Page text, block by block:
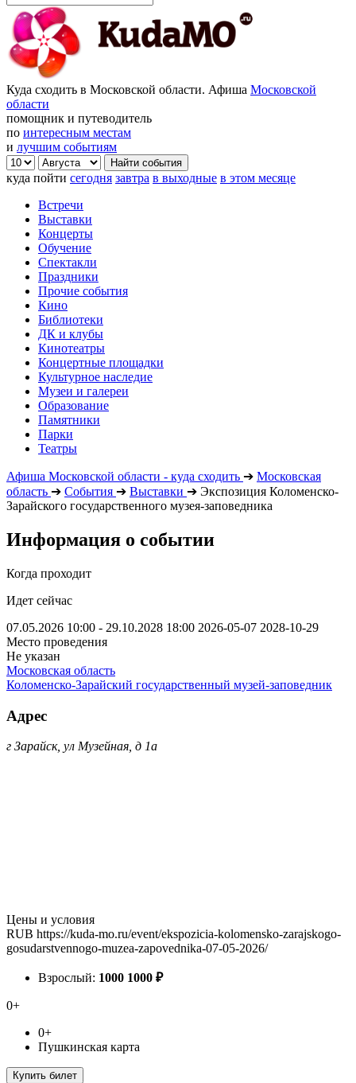
Куда сходить в Московской области. Афиша Московской
области
помощник и путеводитель
по интересным местам
и лучшим событиям
куда пойти сегодня завтра в выходные в этом месяце
Встречи
Выставки
Концерты
Обучение
Спектакли
Праздники
Прочие события
Кино
Библиотеки
ДК и клубы
Кинотеатры
Концертные площадки
Культурное наследие
Музеи и галереи
Образование
Памятники
Парки
Театры
Афиша Московской области - куда сходить ➔ Московская
область ➔ События ➔ Выставки ➔ Экспозиция Коломенско-
Зарайского государственного музея-заповедника
Информация о событии
Когда проходит
Идет сейчас
07.05.2026 10:00 - 29.10.2028 18:00 2026-05-07 2028-10-29
Место проведения
Не указан
Московская область
Коломенско-Зарайский государственный музей-заповедник
Адрес
г Зарайск, ул Музейная, д 1а
Цены и условия
RUB https://kuda-mo.ru/event/ekspozicia-kolomensko-zarajskogo-
gosudarstvennogo-muzea-zapovednika-07-05-2026/
Взрослый: 1000 1000 ₽
0+
0+
Пушкинская карта
Купить билет